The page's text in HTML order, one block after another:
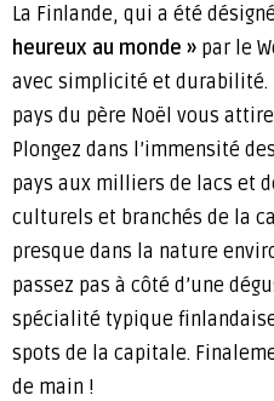
La Finlande, qui a été
heureux au monde » par le
avec simplicité et durabilité.
pays du père Noël vous
Plongez dans l’immensité
pays aux milliers de lacs et
culturels et branchés de la
presque dans la nature
passez pas à côté d’une
spécialité typique
spots de la capitale.
de main !